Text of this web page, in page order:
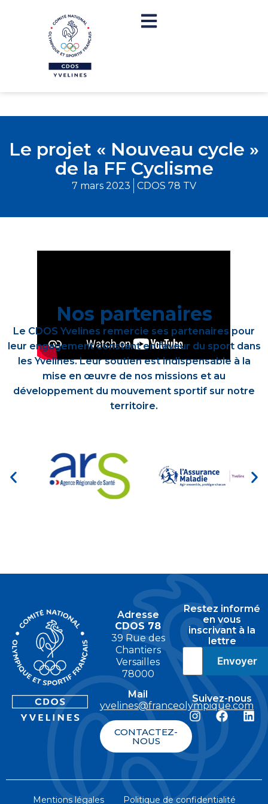
Le projet « Nouveau cycle »
de la FF Cyclisme
7 mars 2023 CDOS 78 TV
Nos partenaires
Le CDOS Yvelines remercie ses partenaires pour
leur engagement constant en faveur du sport dans
les Yvelines. Leur soutien est indispensable à la
mise en œuvre de nos missions et au
développement du mouvement sportif sur notre
territoire.
Adresse
CDOS 78
39 Rue des
Chantiers
Versailles
78000
Mail
yvelines@franceolympique.com
CONTACTEZ-
NOUS
Restez informé
en vous
inscrivant à la
lettre
Suivez-nous
Mentions légales Politique de confidentialité